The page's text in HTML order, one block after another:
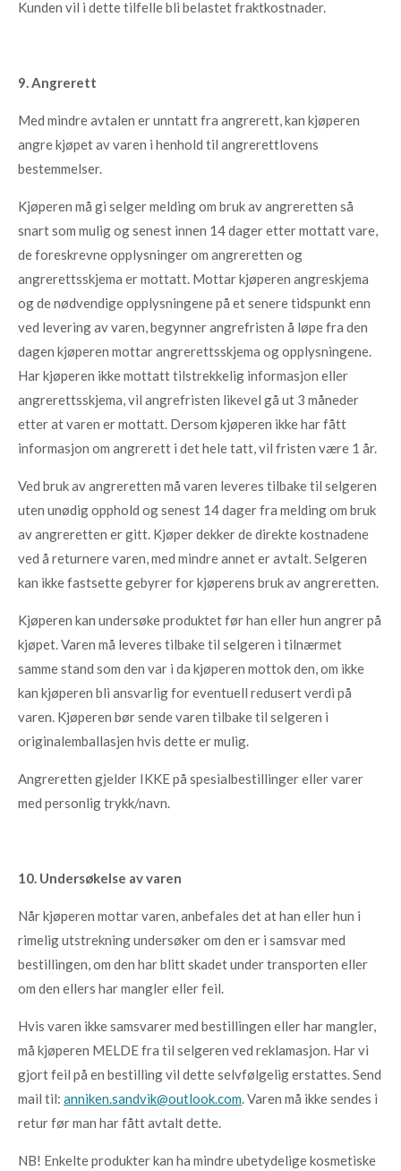
Kunden vil i dette tilfelle bli belastet fraktkostnader.
9. Angrerett
Med mindre avtalen er unntatt fra angrerett, kan kjøperen
angre kjøpet av varen i henhold til angrerettlovens
bestemmelser.
Kjøperen må gi selger melding om bruk av angreretten så
snart som mulig og senest innen 14 dager etter mottatt vare,
de foreskrevne opplysninger om angreretten og
angrerettsskjema er mottatt. Mottar kjøperen angreskjema
og de nødvendige opplysningene på et senere tidspunkt enn
ved levering av varen, begynner angrefristen å løpe fra den
dagen kjøperen mottar angrerettsskjema og opplysningene.
Har kjøperen ikke mottatt tilstrekkelig informasjon eller
angrerettsskjema, vil angrefristen likevel gå ut 3 måneder
etter at varen er mottatt. Dersom kjøperen ikke har fått
informasjon om angrerett i det hele tatt, vil fristen være 1 år.
Ved bruk av angreretten må varen leveres tilbake til selgeren
uten unødig opphold og senest 14 dager fra melding om bruk
av angreretten er gitt. Kjøper dekker de direkte kostnadene
ved å returnere varen, med mindre annet er avtalt. Selgeren
kan ikke fastsette gebyrer for kjøperens bruk av angreretten.
Kjøperen kan undersøke produktet før han eller hun angrer på
kjøpet. Varen må leveres tilbake til selgeren i tilnærmet
samme stand som den var i da kjøperen mottok den, om ikke
kan kjøperen bli ansvarlig for eventuell redusert verdi på
varen. Kjøperen bør sende varen tilbake til selgeren i
originalemballasjen hvis dette er mulig.
Angreretten gjelder IKKE på spesialbestillinger eller varer
med personlig trykk/navn.
10. Undersøkelse av varen
Når kjøperen mottar varen, anbefales det at han eller hun i
rimelig utstrekning undersøker om den er i samsvar med
bestillingen, om den har blitt skadet under transporten eller
om den ellers har mangler eller feil.
Hvis varen ikke samsvarer med bestillingen eller har mangler,
må kjøperen MELDE fra til selgeren ved reklamasjon. Har vi
gjort feil på en bestilling vil dette selvfølgelig erstattes. Send
mail til: anniken.sandvik@outlook.com. Varen må ikke sendes i
retur før man har fått avtalt dette.
NB! Enkelte produkter kan ha mindre ubetydelige kosmetiske